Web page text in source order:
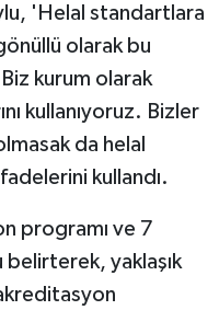
'Helal standartlara
olarak bu
kurum olarak
kullanıyoruz. Bizler
da helal
kullandı.
programı ve 7
belirterek, yaklaşık